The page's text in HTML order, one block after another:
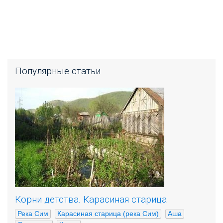
Популярные статьи
Корни детства. Карасиная старица
Река Сим Карасиная старица (река Сим)
Аша